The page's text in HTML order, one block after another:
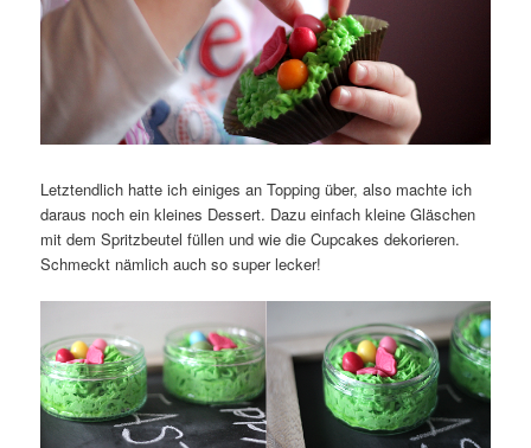
Letztendlich hatte ich einiges an Topping über, also machte ich
daraus noch ein kleines Dessert. Dazu einfach kleine Gläschen
mit dem Spritzbeutel füllen und wie die Cupcakes dekorieren.
Schmeckt nämlich auch so super lecker!